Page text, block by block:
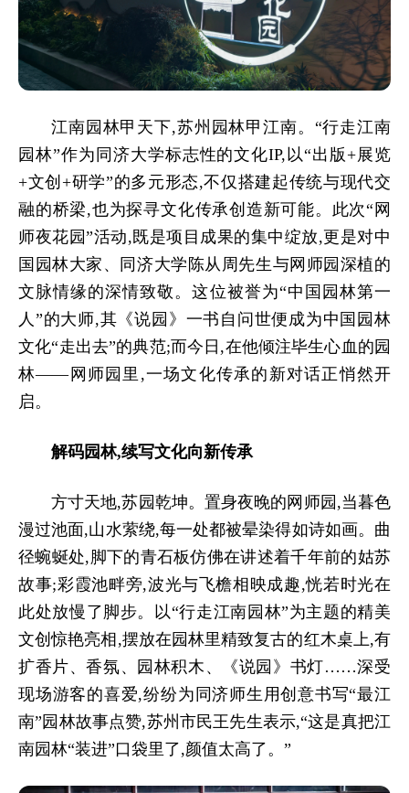
江南园林甲天下,苏州园林甲江南。 “行走江南
园林”作为同济大学标志性的文化IP,以“出版+展览
+文创+研学”的多元形态,不仅搭建起传统与现代交
融的桥梁,也为探寻文化传承创造新可能。此次“网
师夜花园”活动,既是项目成果的集中绽放,更是对中
国园林大家、同济大学陈从周先生与网师园深植的
文脉情缘的深情致敬。这位被誉为“中国园林第一
人”的大师,其《说园》一书自问世便成为中国园林
文化“走出去”的典范;而今日,在他倾注毕生心血的园
林——网师园里,一场文化传承的新对话正悄然开
启。
解码园林,续写文化向新传承
方寸天地,苏园乾坤。置身夜晚的网师园,当暮色
漫过池面,山水萦绕,每一处都被晕染得如诗如画。曲
径蜿蜒处,脚下的青石板仿佛在讲述着千年前的姑苏
故事;彩霞池畔旁,波光与飞檐相映成趣,恍若时光在
此处放慢了脚步。 以“行走江南园林”为主题的精美
文创惊艳亮相,摆放在园林里精致复古的红木桌上,有
扩香片、香氛、园林积木、《说园》书灯……深受
现场游客的喜爱,纷纷为同济师生用创意书写“最江
南”园林故事点赞,苏州市民王先生表示,“这是真把江
南园林“装进”口袋里了,颜值太高了。”